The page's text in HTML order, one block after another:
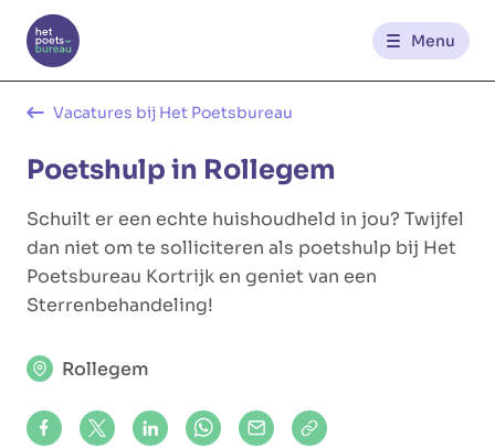
Menu
Glowi Glowi Jobs Het Poetsbureau
Kantoren
Werknemerszone
Klantenzone
Vacatures bij Het Poetsbureau
Poetshulp in Rollegem
Schuilt er een echte huishoudheld in jou? Twijfel
dan niet om te solliciteren als poetshulp bij Het
Poetsbureau Kortrijk en geniet van een
Sterrenbehandeling!
Share on Facebook
Share on X (formerly Twitter)
Share on LinkedIn
Share via Whatsapp
Share via Mail
Copy to clipboard
Rollegem